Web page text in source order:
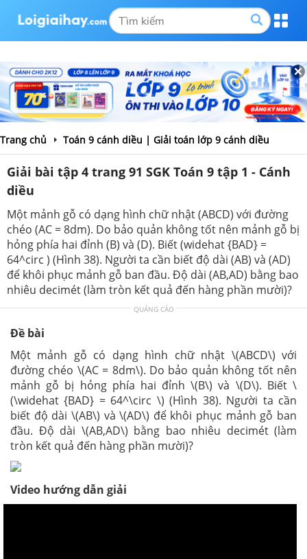
Trang chủ Toán 9 cánh diều | Giải toán lớp 9 cánh diều
Giải bài tập 4 trang 91 SGK Toán 9 tập 1 - Cánh
diều
Một mảnh gỗ có dạng hình chữ nhật (ABCD) với đường
chéo (AC = 8dm). Do bảo quản không tốt nên mảnh gỗ bị
hỏng phía hai đỉnh (B) và (D). Biết (widehat {BAD} =
64^circ ) (Hình 38). Người ta cần biết độ dài (AB) và (AD)
để khôi phục mảnh gỗ ban đầu. Độ dài (AB,AD) bằng bao
nhiêu decimét (làm tròn kết quả đến hàng phần mười)?
QUẢNG CÁO
Đề bài
Một mảnh gỗ có dạng hình chữ nhật \(ABCD\) với
đường chéo \(AC = 8dm\). Do bảo quản không tốt nên
mảnh gỗ bị hỏng phía hai đỉnh \(B\) và \(D\). Biết \
(\widehat {BAD} = 64^\circ \) (Hình 38). Người ta cần
biết độ dài \(AB\) và \(AD\) để khôi phục mảnh gỗ ban
đầu. Độ dài \(AB,AD\) bằng bao nhiêu decimét (làm
tròn kết quả đến hàng phần mười)?
Video hướng dẫn giải